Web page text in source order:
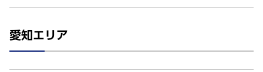
愛知エリア